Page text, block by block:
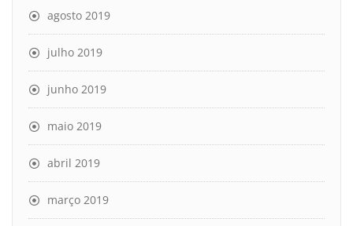
agosto 2019
julho 2019
junho 2019
maio 2019
abril 2019
março 2019